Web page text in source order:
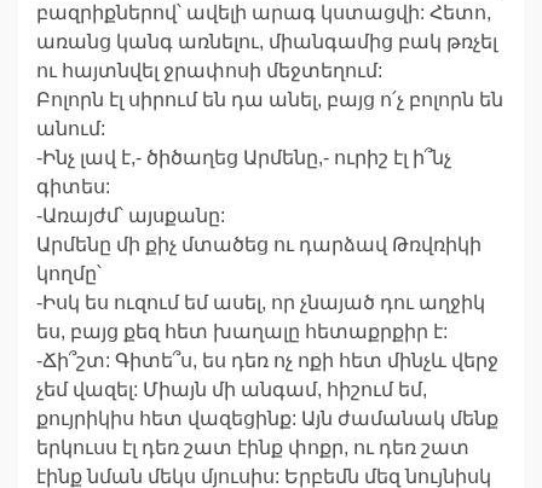
բազրիքներով՝ ավելի արագ կստացվի: Հետո,
առանց կանգ առնելու, միանգամից բակ թռչել
ու հայտնվել ջրափոսի մեջտեղում:
Բոլորն էլ սիրում են դա անել, բայց ո՛չ բոլորն են
անում:
-Ինչ լավ է,- ծիծաղեց Արմենը,- ուրիշ էլ ի՞նչ
գիտես:
-Առայժմ՝ այսքանը:
Արմենը մի քիչ մտածեց ու դարձավ Թռվռիկի
կողմը՝
-Իսկ ես ուզում եմ ասել, որ չնայած դու աղջիկ
ես, բայց քեզ հետ խաղալը հետաքրքիր է:
-Ճի՞շտ: Գիտե՞ս, ես դեռ ոչ ոքի հետ մինչև վերջ
չեմ վազել: Միայն մի անգամ, հիշում եմ,
քույրիկիս հետ վազեցինք: Այն ժամանակ մենք
երկուսս էլ դեռ շատ էինք փոքր, ու դեռ շատ
էինք նման մեկս մյուսիս: Երբեմն մեզ նույնիսկ